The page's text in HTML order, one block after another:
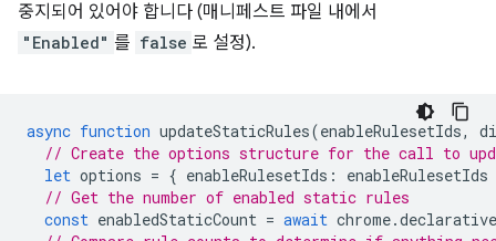
중지되어 있어야 합니다 (매니페스트 파일 내에서
"Enabled" 를 false 로 설정).
async function updateStaticRules(enableRulesetIds,
// Create the options structure for the call to
let options = { enableRulesetIds :
enableRulesetIds
// Get the number of enabled static rules
const enabledStaticCount = await chrome.